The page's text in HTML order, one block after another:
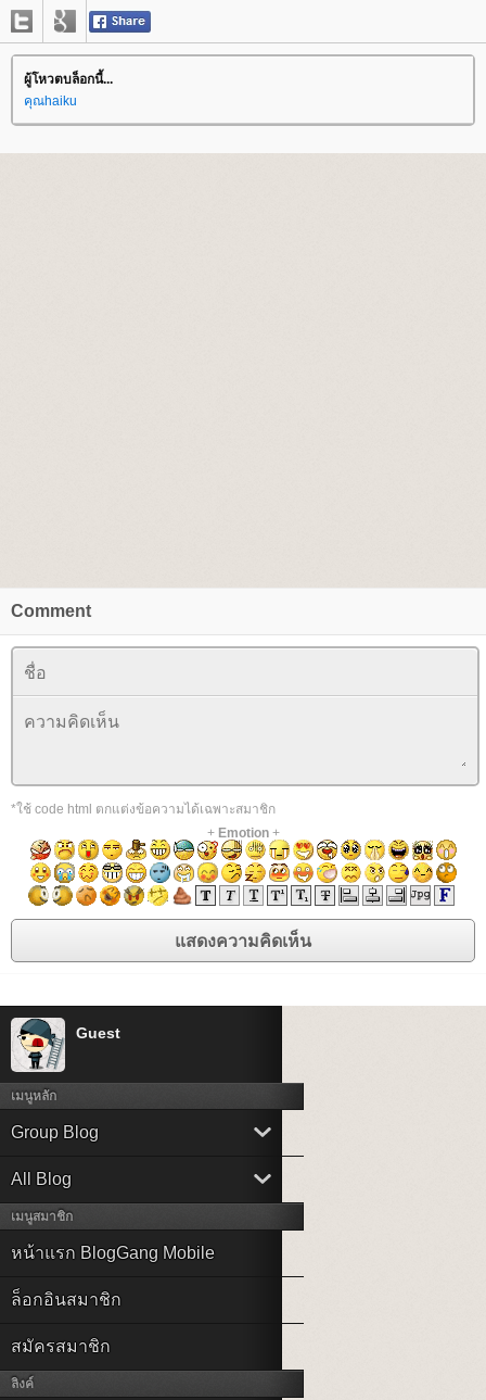
ผู้โหวตบล็อกนี้...
คุณhaiku
Comment
*ใช้ code html ตกแต่งข้อความได้เฉพาะสมาชิก
+ Emotion+
Guest
เมนูหลัก
Group Blog
All Blog
เมนูสมาชิก
หน้าแรก BlogGang Mobile
ล็อกอินสมาชิก
สมัครสมาชิก
ลิงค์